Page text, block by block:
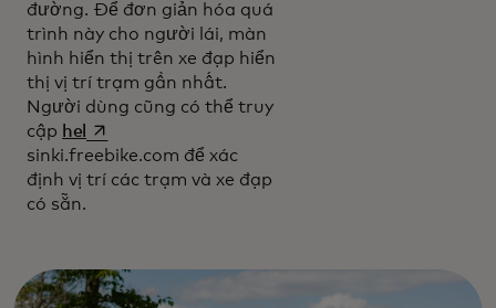
đường. Để đơn giản hóa quá
trình này cho người lái, màn
hình hiển thị trên xe đạp hiển
thị vị trí trạm gần nhất.
Người dùng cũng có thể truy
cập hel
opens in a new tab
sinki.freebike.com để xác
định vị trí các trạm và xe đạp
có sẵn.